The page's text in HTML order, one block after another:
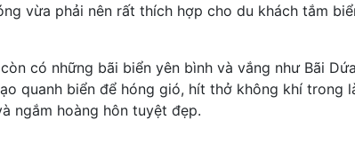
vừa phải nên rất thích hợp cho du khách tắm
có những bãi biển yên bình và vắng như Bãi
quanh biển để hóng gió, hít thở không khí trong
ngắm hoàng hôn tuyệt đẹp.